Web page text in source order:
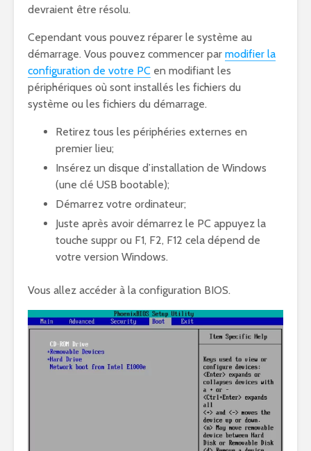
devraient être résolu.
Cependant vous pouvez réparer le système au
démarrage. Vous pouvez commencer par modifier la
configuration de votre PC en modifiant les
périphériques où sont installés les fichiers du
système ou les fichiers du démarrage.
Retirez tous les périphéries externes en
premier lieu;
Insérez un disque d’installation de Windows
(une clé USB bootable);
Démarrez votre ordinateur;
Juste après avoir démarrez le PC appuyez la
touche suppr ou F1, F2, F12 cela dépend de
votre version Windows.
Vous allez accéder à la configuration BIOS.